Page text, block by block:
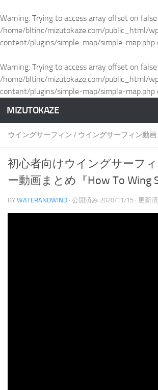
Warning: Trying to access array offset on
/home/bltinc/mizutokaze.com/public_html/
content/plugins/simple-map/simple-map.php
Warning: Trying to access array offset on
/home/bltinc/mizutokaze.com/public_html/
content/plugins/simple-map/simple-map.php
コンテンツへスキップ
MIZUTOKAZE
ウイングサーフィン / ウイングサーフィン動画
初心者向けウイングサーフ
ー動画まとめ『How To Wing
BY WATERANDWIND · 公開済み 2020/11/15 · 更新